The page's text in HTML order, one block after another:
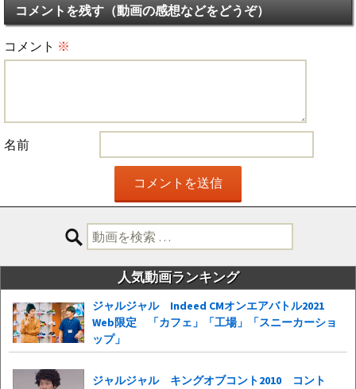
コメントを残す（動画の感想などをどうぞ）
コメント ※
名前
検
索:
人気動画ランキング
ジャルジャル Indeed CMオンエアバトル2021
Web限定 「カフェ」「工場」「スニーカーショ
ップ」
ジャルジャル キングオブコント2010 コント